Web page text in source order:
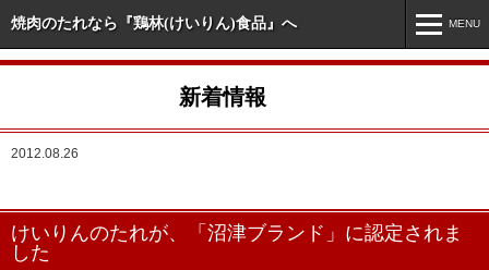
焼肉のたれなら『鶏林(けいりん)食品』へ MENU
MENU
新着情報
業務用商品情報
新着情報
2012.08.26
けいりんのたれが、「沼津ブランド」に認定されま
した